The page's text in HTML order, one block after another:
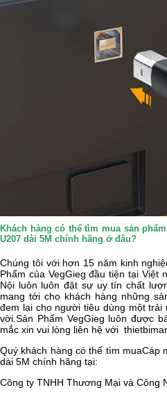
Khách hàng có thể tìm mua sản
U207 dài 5M chính hãng ở đâu?
Chúng tôi với hơn 15 năm kinh
Phẩm của VegGieg đầu tiện tại Việt
Nội luôn luôn đặt sự uy tín chất
mang tới cho khách hàng những
đem lại cho người tiêu dùng một
vời.Sản Phẩm VegGieg luôn được
mắc xin vui lòng liên hệ với
Quý khách hàng có thể tìm muaCáp
dài 5M chính hãng tại:
Công ty TNHH Thương Mại và Công